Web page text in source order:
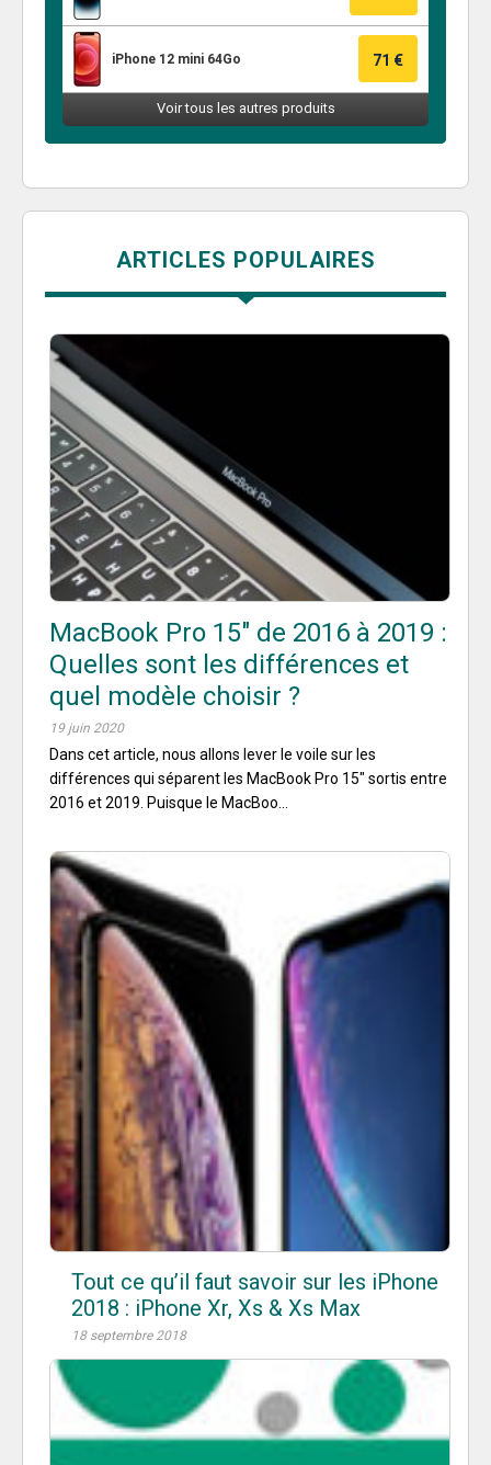
ARTICLES POPULAIRES
MacBook Pro 15″ de 2016 à 2019 :
Quelles sont les différences et
quel modèle choisir ?
19 juin 2020
Dans cet article, nous allons lever le voile sur les
différences qui séparent les MacBook Pro 15″ sortis entre
2016 et 2019. Puisque le MacBoo...
Tout ce qu’il faut savoir sur les iPhone
2018 : iPhone Xr, Xs & Xs Max
18 septembre 2018